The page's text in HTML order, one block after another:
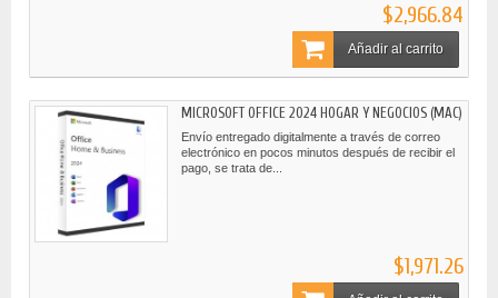
$2,966.84
Añadir al carrito
MICROSOFT OFFICE 2024 HOGAR Y NEGOCIOS (MAC)
Envío entregado digitalmente a través de correo
electrónico en pocos minutos después de recibir el
pago, se trata de...
$1,971.26